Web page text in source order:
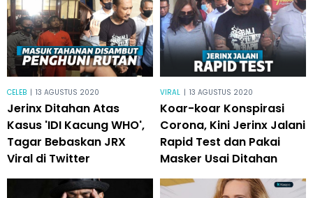
CELEB | 13 AGUSTUS 2020
Jerinx Ditahan Atas
Kasus 'IDI Kacung WHO',
Tagar Bebaskan JRX
Viral di Twitter
VIRAL | 13 AGUSTUS 2020
Koar-koar Konspirasi
Corona, Kini Jerinx Jalani
Rapid Test dan Pakai
Masker Usai Ditahan